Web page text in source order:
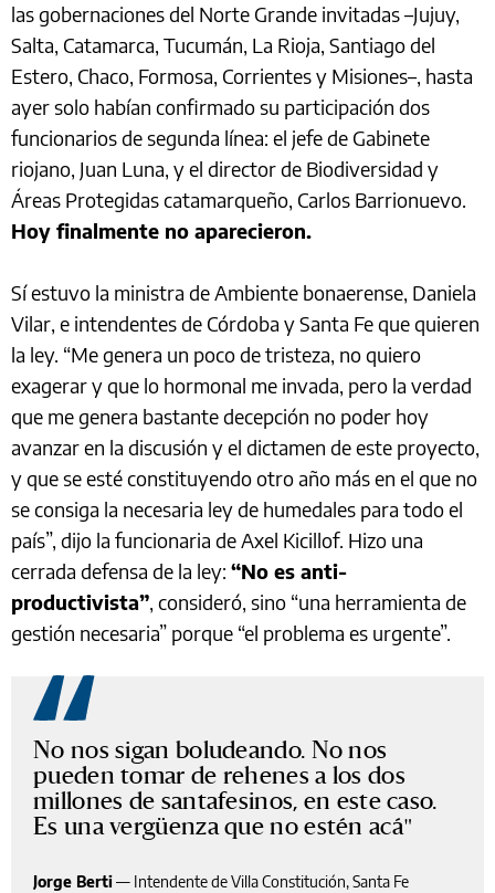
las gobernaciones del Norte Grande invitadas –Jujuy,
Salta, Catamarca, Tucumán, La Rioja, Santiago del
Estero, Chaco, Formosa, Corrientes y Misiones–, hasta
ayer solo habían confirmado su participación dos
funcionarios de segunda línea: el jefe de Gabinete
riojano, Juan Luna, y el director de Biodiversidad y
Áreas Protegidas catamarqueño, Carlos Barrionuevo.
Hoy finalmente no aparecieron.
Sí estuvo la ministra de Ambiente bonaerense, Daniela
Vilar, e intendentes de Córdoba y Santa Fe que quieren
la ley. “Me genera un poco de tristeza, no quiero
exagerar y que lo hormonal me invada, pero la verdad
que me genera bastante decepción no poder hoy
avanzar en la discusión y el dictamen de este proyecto,
y que se esté constituyendo otro año más en el que no
se consiga la necesaria ley de humedales para todo el
país”, dijo la funcionaria de Axel Kicillof. Hizo una
cerrada defensa de la ley: “No es anti-
productivista”, consideró, sino “una herramienta de
gestión necesaria” porque “el problema es urgente”.
No nos sigan boludeando. No nos
pueden tomar de rehenes a los dos
millones de santafesinos, en este caso.
Es una vergüenza que no estén acá
Jorge Berti— Intendente de Villa Constitución, Santa Fe